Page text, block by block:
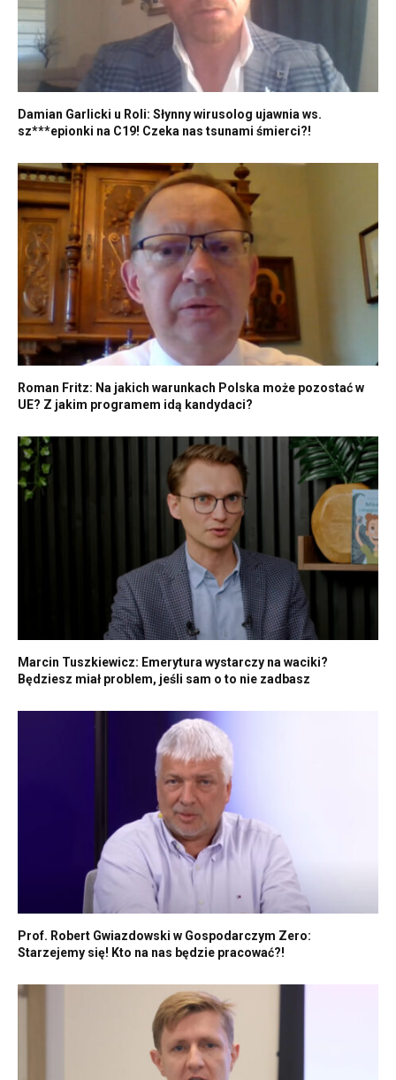
Damian Garlicki u Roli: Słynny wirusolog ujawnia ws.
sz***epionki na C19! Czeka nas tsunami śmierci?!
Roman Fritz: Na jakich warunkach Polska może pozostać w
UE? Z jakim programem idą kandydaci?
Marcin Tuszkiewicz: Emerytura wystarczy na waciki?
Będziesz miał problem, jeśli sam o to nie zadbasz
Prof. Robert Gwiazdowski w Gospodarczym Zero:
Starzejemy się! Kto na nas będzie pracować?!